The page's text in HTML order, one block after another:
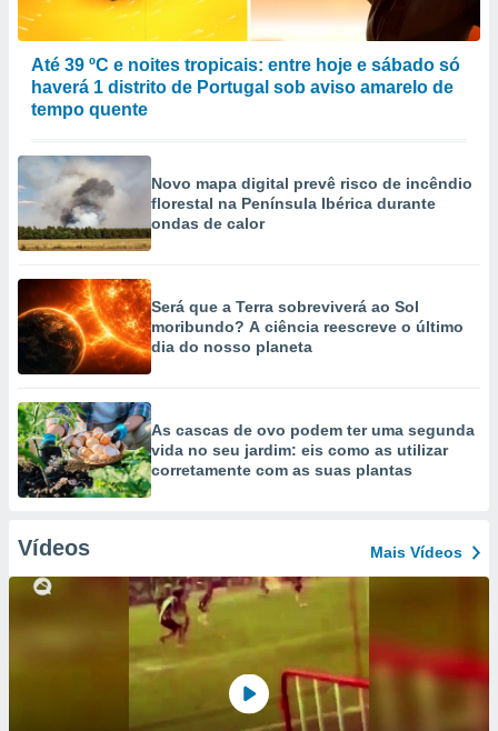
Até 39 ºC e noites tropicais: entre hoje e sábado só
haverá 1 distrito de Portugal sob aviso amarelo de
tempo quente
Novo mapa digital prevê risco de incêndio
florestal na Península Ibérica durante
ondas de calor
Será que a Terra sobreviverá ao Sol
moribundo? A ciência reescreve o último
dia do nosso planeta
As cascas de ovo podem ter uma segunda
vida no seu jardim: eis como as utilizar
corretamente com as suas plantas
Vídeos Mais Vídeos